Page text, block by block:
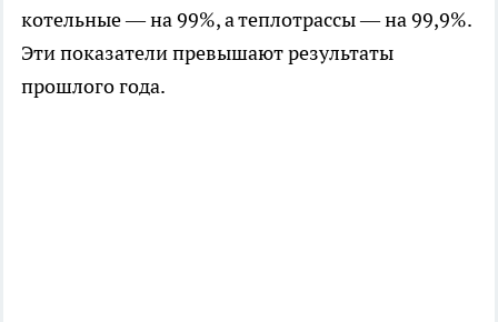
котельные — на 99%, а теплотрассы — на 99,9%.
Эти показатели превышают результаты
прошлого года.